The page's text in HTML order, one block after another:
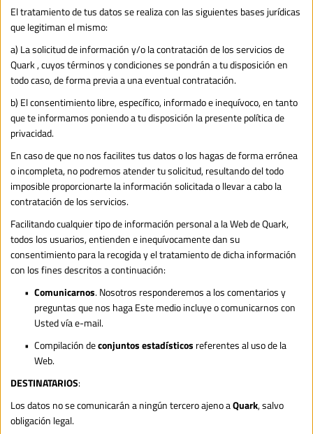
El tratamiento de tus datos se realiza con las siguientes bases jurídicas
que legitiman el mismo:
a) La solicitud de información y/o la contratación de los servicios de
Quark , cuyos términos y condiciones se pondrán a tu disposición en
todo caso, de forma previa a una eventual contratación.
b) El consentimiento libre, específico, informado e inequívoco, en tanto
que te informamos poniendo a tu disposición la presente política de
privacidad.
En caso de que no nos facilites tus datos o los hagas de forma errónea
o incompleta, no podremos atender tu solicitud, resultando del todo
imposible proporcionarte la información solicitada o llevar a cabo la
contratación de los servicios.
Facilitando cualquier tipo de información personal a la Web de Quark,
todos los usuarios, entienden e inequívocamente dan su
consentimiento para la recogida y el tratamiento de dicha información
con los fines descritos a continuación:
Comunicarnos. Nosotros responderemos a los comentarios y
preguntas que nos haga Este medio incluye o comunicarnos con
Usted vía e-mail.
Compilación de conjuntos estadísticos referentes al uso de la
Web.
DESTINATARIOS:
Los datos no se comunicarán a ningún tercero ajeno a Quark, salvo
obligación legal.